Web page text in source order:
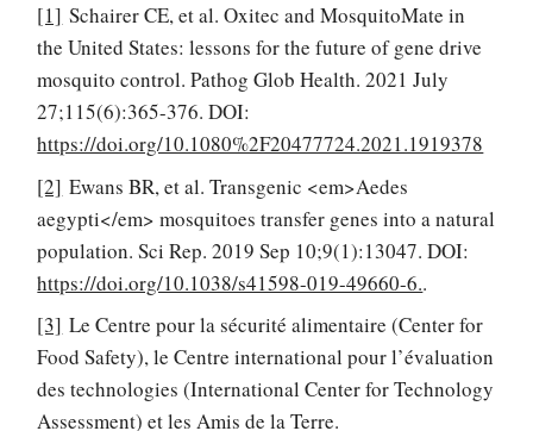
[1] Schairer CE, et al. Oxitec and MosquitoMate in
the United States: lessons for the future of gene drive
mosquito control. Pathog Glob Health. 2021 July
27;115(6):365-376. DOI:
https://doi.org/10.1080%2F20477724.2021.1919378
[2] Ewans BR, et al. Transgenic <em>Aedes
aegypti</em> mosquitoes transfer genes into a natural
population. Sci Rep. 2019 Sep 10;9(1):13047. DOI:
https://doi.org/10.1038/s41598-019-49660-6..
[3] Le Centre pour la sécurité alimentaire (Center for
Food Safety), le Centre international pour l’évaluation
des technologies (International Center for Technology
Assessment) et les Amis de la Terre.